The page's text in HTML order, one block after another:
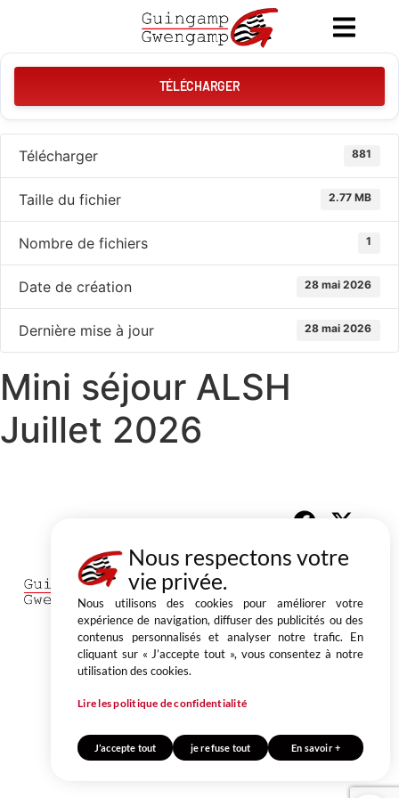
TÉLÉCHARGER
Télécharger 881
Taille du fichier 2.77 MB
Nombre de fichiers 1
Date de création 28 mai 2026
Dernière mise à jour 28 mai 2026
Mini séjour ALSH
Juillet 2026
1, place du Champ au Roy
BP 50 543 22205 Guingamp cedex
02 96 40 64 40
CONTACT
Mentions légales
Conception & réalisation agence Be New
Nous respectons votre
vie privée.
Nous utilisons des cookies pour améliorer votre
expérience de navigation, diffuser des publicités ou des
contenus personnalisés et analyser notre trafic. En
cliquant sur « J’accepte tout », vous consentez à notre
utilisation des cookies.
Lire les politique de confidentialité
J’accepte tout je refuse tout En savoir +